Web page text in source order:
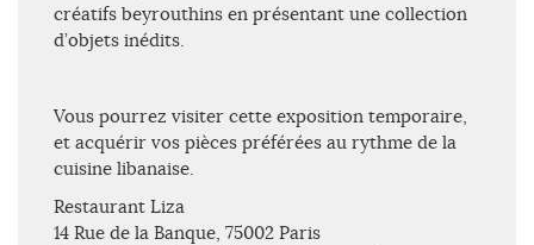
créatifs beyrouthins en présentant une collection
d’objets inédits.
Vous pourrez visiter cette exposition temporaire,
et acquérir vos pièces préférées au rythme de la
cuisine libanaise.
Restaurant Liza
14 Rue de la Banque, 75002 Paris